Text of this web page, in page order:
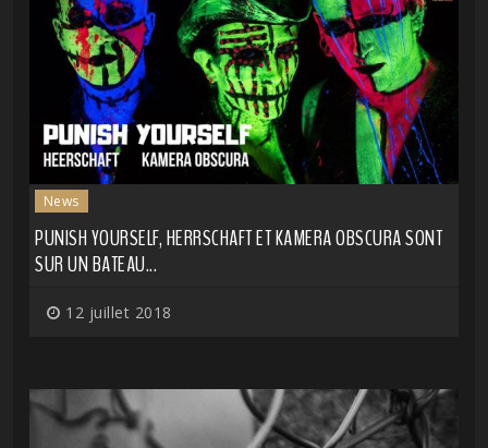
News
PUNISH YOURSELF, HERRSCHAFT ET KAMERA OBSCURA SONT
SUR UN BATEAU...
12 juillet 2018